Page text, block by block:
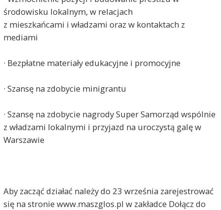
środowisku lokalnym, w relacjach
z mieszkańcami i władzami oraz w kontaktach z
mediami
· Bezpłatne materiały edukacyjne i promocyjne
· Szansę na zdobycie minigrantu
· Szansę na zdobycie nagrody Super Samorząd wspólnie
z władzami lokalnymi i przyjazd na uroczystą galę w
Warszawie
Aby zacząć działać należy do 23 września zarejestrować
się na stronie www.maszglos.pl w zakładce Dołącz do